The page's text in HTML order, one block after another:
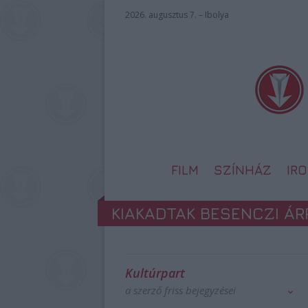
2026. augusztus 7. – Ibolya
FILM SZÍNHÁZ
KIAKADTAK BESENCZI
Kultúrpart
a szerző friss bejegyzései